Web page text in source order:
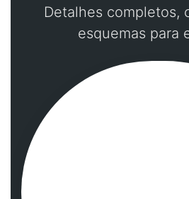
Detalhes completos,
esquemas para